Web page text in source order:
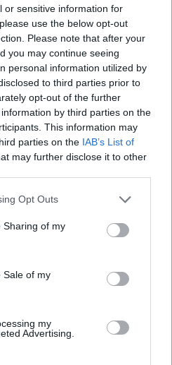
or sensitive information for
use the below opt-out
Please note that after your
you may continue seeing
personal information utilized by
to third parties prior to
opt-out of the further
by third parties on the
This information may
parties on the IAB’s List of
may further disclose it to other
app uses one or more Google
behaviour. You may click to
and its third-party tags to
purposes in below Google
Opt Outs
Sharing of my
Sale of my
my
Advertising.
loading.
agyrázkódás után
indult a barcelonai
már négy esésen volt
Marquez és Johann
ám végül újabb